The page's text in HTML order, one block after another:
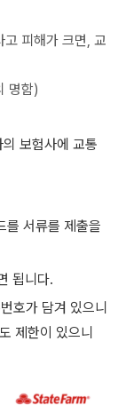
피해가 크면, 교
명함)
보험사에 교통
를 서류를 제출을
됩니다.
호가 담겨 있으니
제한이 있으니